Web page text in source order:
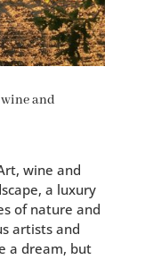
and
wine and
a luxu­ry
of nature and
artists and
a dream, but